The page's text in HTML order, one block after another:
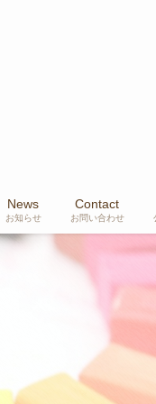
News
お知らせ
Contact
お問い合わせ